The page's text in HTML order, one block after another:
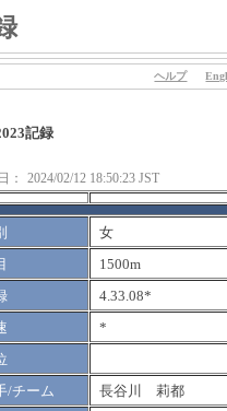
ヘルプ
記録
： 2024/02/12 18:50:23 JST
女
1500m
4.33.08*
*
/チーム
長谷川 莉都